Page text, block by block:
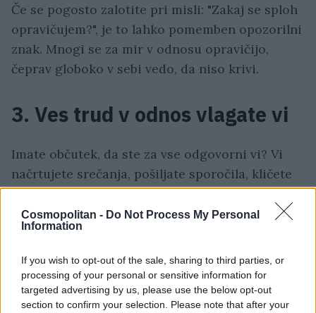
Cosmopolitan - Do Not Process My Personal
Information
If you wish to opt-out of the sale, sharing to third parties, or
processing of your personal or sensitive information for
targeted advertising by us, please use the below opt-out
section to confirm your selection. Please note that after your
Če se pogosto zalotite pri misli: "Zakaj se sploh
opravičujem?", je to lahko pomemben opozorilni
znak. Mnogi se za mir v odnosu opravičijo,
čeprav globoko v sebi vedo, da niso krivi.
3. Ves trud v odnos vlagate vi
Imate občutek, da ste za vse odgovorni vi? Vi
načrtujete srečanja, pošiljate sporočila, kličete
in skrbite, da odnos sploh obstaja?
Manipulativni ljudje pogosto ustvarijo
čustvenega dela. Čeprav se odnos zdi
enostranski, vas lahko z občutki krivde ali
igranjem žrtve pripravijo do tega, da vlagate še